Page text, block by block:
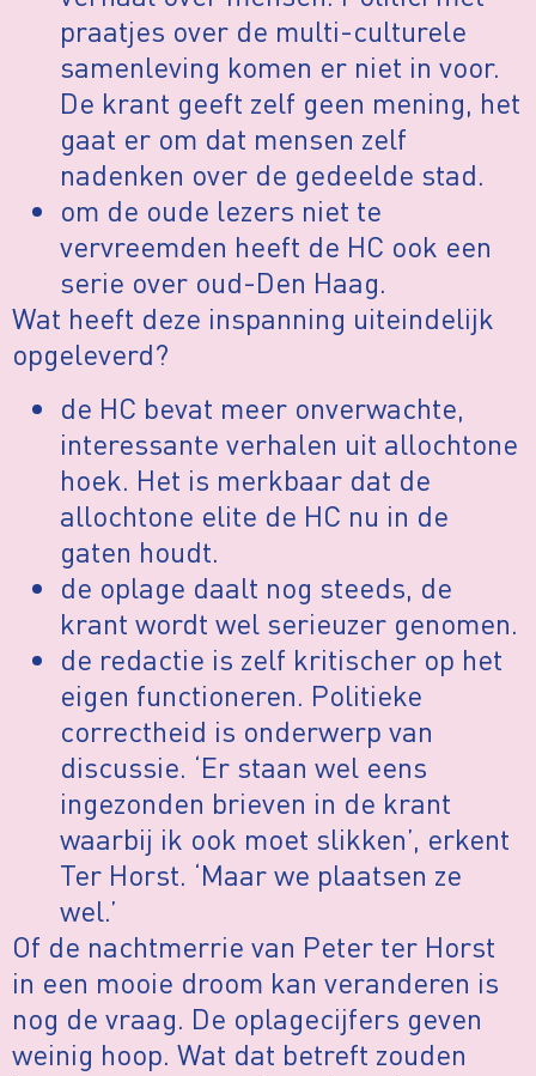
praatjes over de multi-culturele
samenleving komen er niet in voor.
De krant geeft zelf geen mening, het
gaat er om dat mensen zelf
nadenken over de gedeelde stad.
om de oude lezers niet te
vervreemden heeft de HC ook een
serie over oud-Den Haag.
Wat heeft deze inspanning uiteindelijk
opgeleverd?
de HC bevat meer onverwachte,
interessante verhalen uit allochtone
hoek. Het is merkbaar dat de
allochtone elite de HC nu in de
gaten houdt.
de oplage daalt nog steeds, de
krant wordt wel serieuzer genomen.
de redactie is zelf kritischer op het
eigen functioneren. Politieke
correctheid is onderwerp van
discussie. ‘Er staan wel eens
ingezonden brieven in de krant
waarbij ik ook moet slikken’, erkent
Ter Horst. ‘Maar we plaatsen ze
wel.’
Of de nachtmerrie van Peter ter Horst
in een mooie droom kan veranderen is
nog de vraag. De oplagecijfers geven
weinig hoop. Wat dat betreft zouden